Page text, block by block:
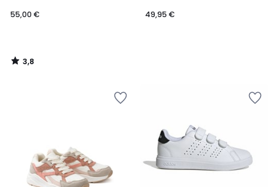
55,00 €
3,8
/
49,95 €